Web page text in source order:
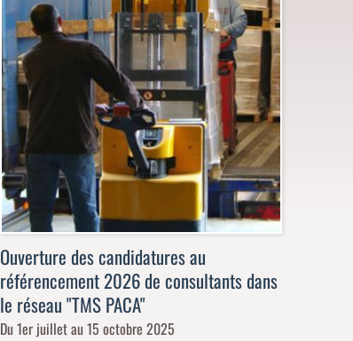
Ouverture des candidatures au
référencement 2026 de consultants dans
le réseau "TMS PACA"
Du 1er juillet au 15 octobre 2025